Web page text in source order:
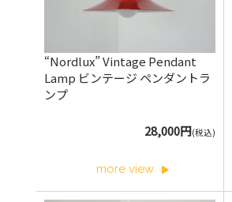
“Nordlux” Vintage Pendant
Lamp ビンテージ ペンダントラ
ンプ
28,000円(税込)
more view